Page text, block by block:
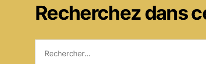
Recherchez dans